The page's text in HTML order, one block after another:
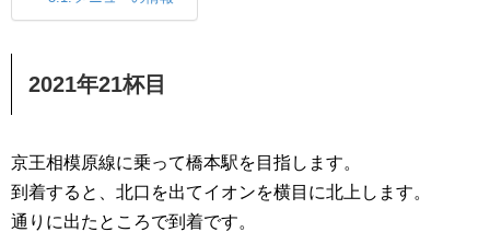
2021年21杯目
京王相模原線に乗って橋本駅を目指します。
到着すると、北口を出てイオンを横目に北上します。
通りに出たところで到着です。